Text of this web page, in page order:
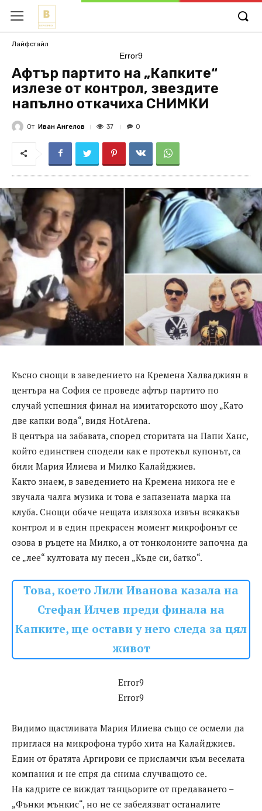
Лайфстайл
Error9
Афтър партито на „Капките“
излезе от контрол, звездите
напълно откачиха СНИМКИ
От Иван Ангелов 37 0
Късно снощи в заведението на Кремена Халваджиян в
центъра на София се проведе афтър партито по
случай успешния финал на имитаторското шоу „Като
две капки вода“, видя HotArena.
В центъра на забавата, според сторитата на Папи Ханс,
който единствен сподели как е протекъл купонът, са
били Мария Илиева и Милко Калайджиев.
Както знаем, в заведението на Кремена никога не е
звучала чалга музика и това е запазената марка на
клуба. Снощи обаче нещата излязоха извън всякакъв
контрол и в един прекрасен момент микрофонът се
озова в ръцете на Милко, а от тонколоните започна да
се „лее“ култовата му песен „Къде си, батко“.
Това, което Лили Иванова казала на
Стефан Илчев преди финала на
Капките, ще остави у него следа за цял
живот
Error9
Error9
Видимо щастливата Мария Илиева също се осмели да
приглася на микрофона турбо хита на Калайджиев.
Един от братята Аргирови се присламчи към веселата
компания и не спря да снима случващото се.
На кадрите се виждат танцьорите от предаването –
„Фънки мънкис“, но не се забелязват останалите